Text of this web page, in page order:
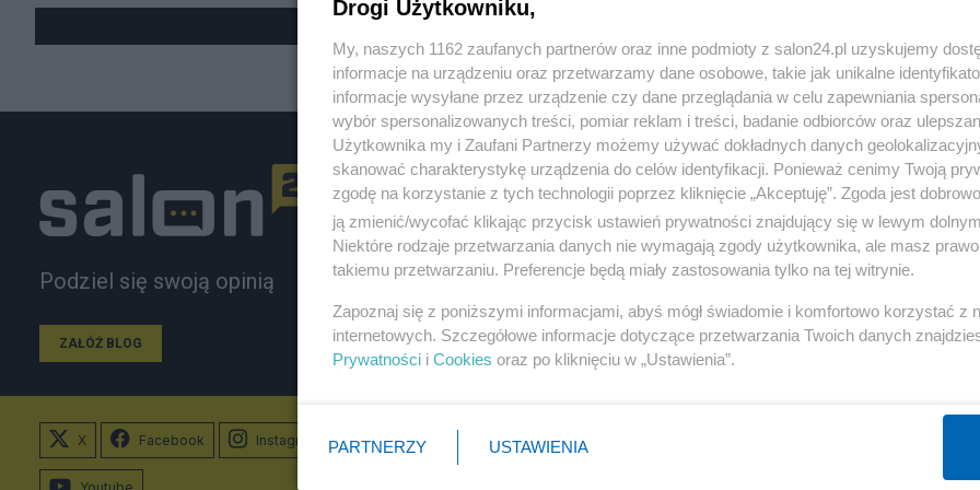
Podziel się swoją opinią
ZAŁÓŻ BLOG
Polityka
Rosja
PiS
Prezydent
NATO
Gospodarka
Biznes
Pieniądze
Centralny Port Komunikacyjny
Inwestycje
Podatki
X Facebook Instagram
Youtube
Drogi Użytkowniku,
My, naszych 1162 zaufanych partnerów oraz inne podmioty z salon24.pl uzyskujemy
informacje na urządzeniu oraz przetwarzamy dane osobowe, takie jak unikalne
informacje wysyłane przez urządzenie czy dane przeglądania w celu zapewniania
wybór spersonalizowanych treści, pomiar reklam i treści, badanie odbiorców oraz
Użytkownika my i Zaufani Partnerzy możemy używać dokładnych danych
skanować charakterystykę urządzenia do celów identyfikacji. Ponieważ cenimy Twoją
zgodę na korzystanie z tych technologii poprzez kliknięcie „Akceptuję”. Zgoda jest
ją zmienić/wycofać klikając przycisk ustawień prywatności znajdujący się w lewym
Niektóre rodzaje przetwarzania danych nie wymagają zgody użytkownika, ale masz
takiemu przetwarzaniu. Preferencje będą miały zastosowania tylko na tej witrynie.
Zapoznaj się z poniższymi informacjami, abyś mógł świadomie i komfortowo korzystać z
internetowych. Szczegółowe informacje dotyczące przetwarzania Twoich danych
Prywatności i Cookies oraz po kliknięciu w „Ustawienia”.
PARTNERZY USTAWIENIA